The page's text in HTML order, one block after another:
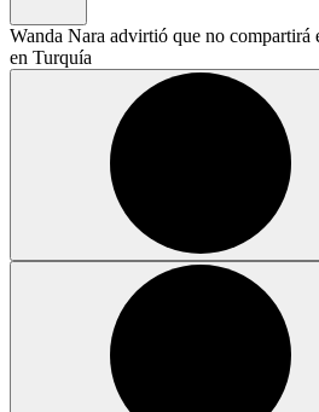
Wanda Nara advirtió que no
en Turquía